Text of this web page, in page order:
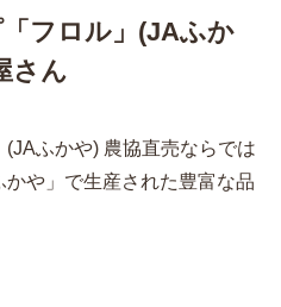
フロル」(JAふか
さん
ふかや) 農協直売ならでは
や」で生産された豊富な品